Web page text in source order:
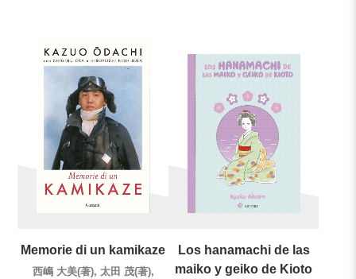
Memorie di un kamikaze
西嶋 大美(著), 太田 茂(著),
Los hanamachi de las
maiko y geiko de Kioto